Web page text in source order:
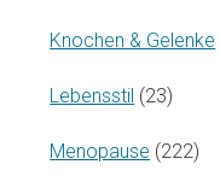
Knochen & Gelenke
Lebensstil (23)
Menopause (222)